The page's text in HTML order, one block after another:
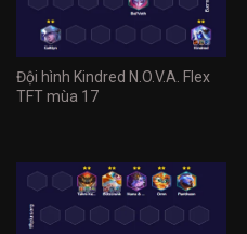
Đội hình Kindred N.O.V.A. Flex
TFT mùa 17